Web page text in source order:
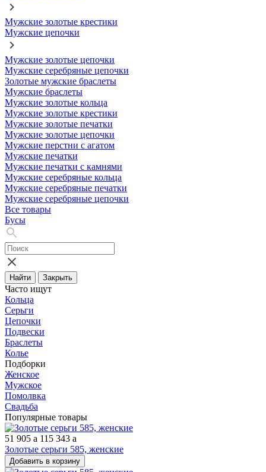
Мужские золотые крестики
Мужские цепочки
Мужские золотые цепочки
Мужские серебряные цепочки
Золотые мужские браслеты
Мужские браслеты
Мужские золотые кольца
Мужские золотые крестики
Мужские золотые печатки
Мужские золотые цепочки
Мужские перстни с агатом
Мужские печатки
Мужские печатки с камнями
Мужские серебряные кольца
Мужские серебряные печатки
Мужские серебряные цепочки
Все товары
Бусы
Найти Закрыть
Часто ищут
Кольца
Серьги
Цепочки
Подвески
Браслеты
Колье
Подборки
Женское
Мужское
Помолвка
Свадьба
Популярные товары
51 905 a 115 343 a
Золотые серьги 585, женские
Добавить в корзину